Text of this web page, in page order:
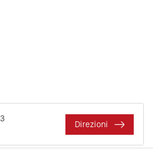
Direzioni